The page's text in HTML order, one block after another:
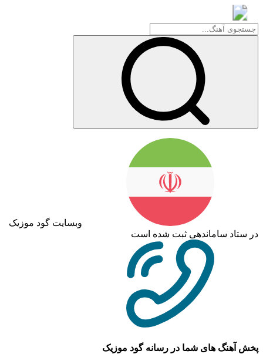
گود موزیک
وبسایت گود موزیک
ساماندهی ثبت شده است
های شما در رسانه گود موزیک